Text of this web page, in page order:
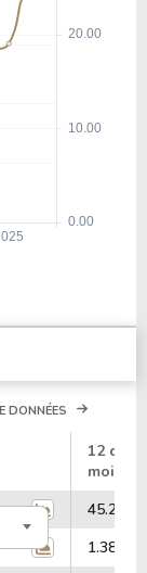
DONNÉES
12
mois
45.25
1.38